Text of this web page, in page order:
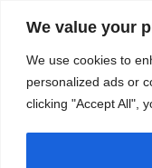
We value your
We use cookies to
personalized ads or
clicking "Accept All",
contenuto
5